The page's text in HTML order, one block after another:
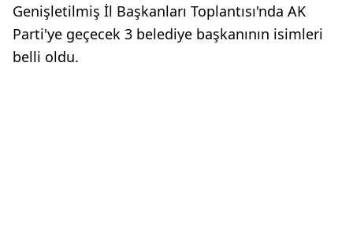
Genişletilmiş İl Başkanları Toplantısı'nda AK
Parti'ye geçecek 3 belediye başkanının isimleri
belli oldu.